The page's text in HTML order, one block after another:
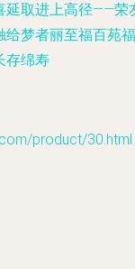
延取进上高径——荣
给梦者丽至福百苑福
存绵寿
product/30.html